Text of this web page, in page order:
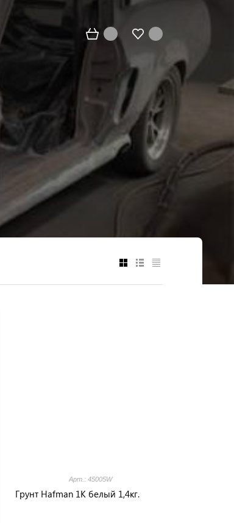
Арт.: 45005W
Грунт Hafman 1К белый 1,4кг.